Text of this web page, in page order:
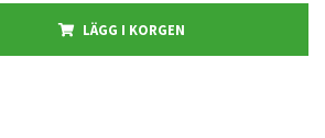
LÄGG I KORGEN